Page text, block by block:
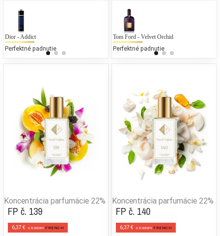
Dior - Addict
Perfektné padnutie
Mexx - Woman
25 % bežných vonných tónov
Tom Ford - Velvet Orchid
Perfektné padnutie
Koncentrácia parfumácie 22%
FP č. 139
6,37 € s kódom FRENCH
Koncentrácia parfumácie 22%
FP č. 140
6,37 € s kódom FRENCH